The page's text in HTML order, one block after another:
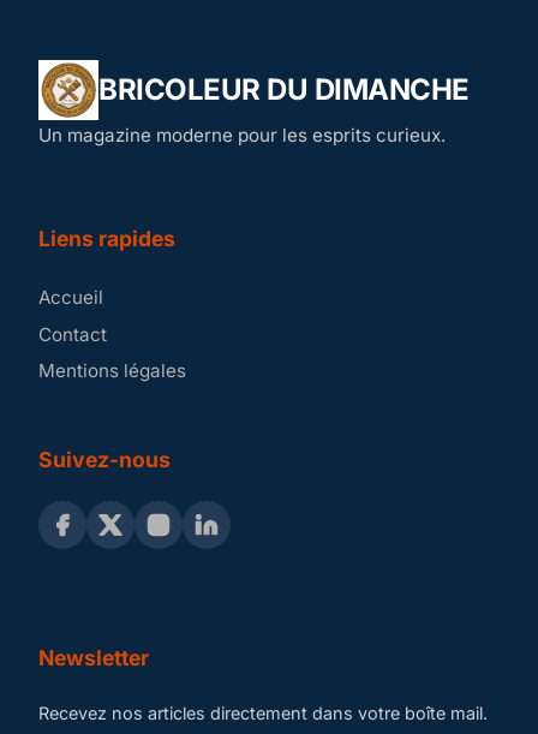
BRICOLEUR DU DIMANCHE
Un magazine moderne pour les esprits curieux.
Liens rapides
Accueil
Contact
Mentions légales
Suivez-nous
Newsletter
Recevez nos articles directement dans votre boîte mail.